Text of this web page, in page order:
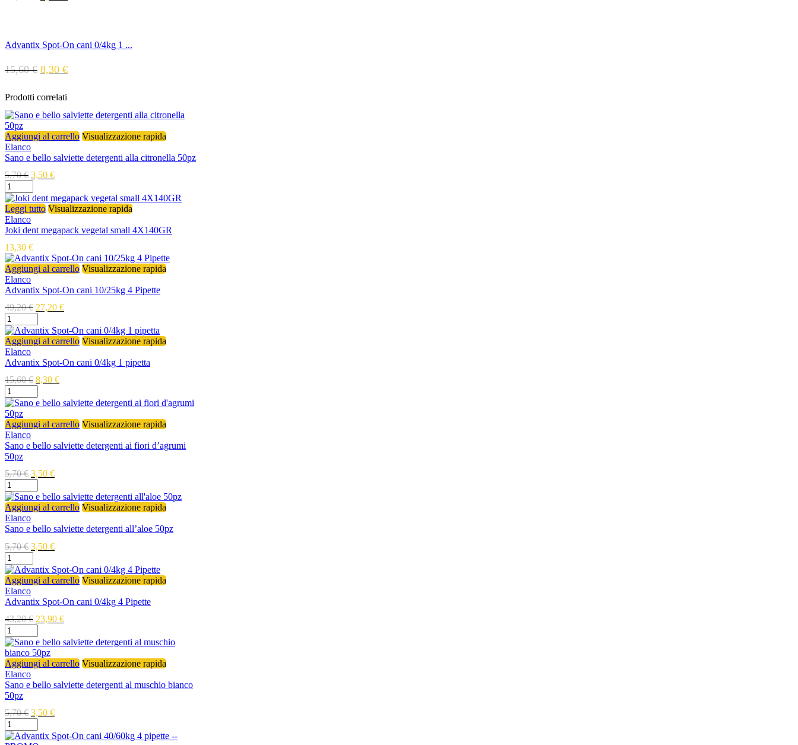
Advantix Spot-On cani 0/4kg 1 ...
15,60€ 8,30 €
Prodotti correlati
Aggiungi al carrello Visualizzazione rapida
Elanco
Sano e bello salviette detergenti alla citronella 50pz
5,70€ 3,50 €
Leggi tutto Visualizzazione rapida
Elanco
Joki dent megapack vegetal small 4X140GR
13,30 €
Aggiungi al carrello Visualizzazione rapida
Elanco
Advantix Spot-On cani 10/25kg 4 Pipette
49,20€ 27,20 €
Aggiungi al carrello Visualizzazione rapida
Elanco
Advantix Spot-On cani 0/4kg 1 pipetta
15,60€ 8,30 €
Aggiungi al carrello Visualizzazione rapida
Elanco
Sano e bello salviette detergenti ai fiori d’agrumi
50pz
5,70€ 3,50 €
Aggiungi al carrello Visualizzazione rapida
Elanco
Sano e bello salviette detergenti all’aloe 50pz
5,70€ 3,50 €
Aggiungi al carrello Visualizzazione rapida
Elanco
Advantix Spot-On cani 0/4kg 4 Pipette
43,20€ 23,90 €
Aggiungi al carrello Visualizzazione rapida
Elanco
Sano e bello salviette detergenti al muschio bianco
50pz
5,70€ 3,50 €